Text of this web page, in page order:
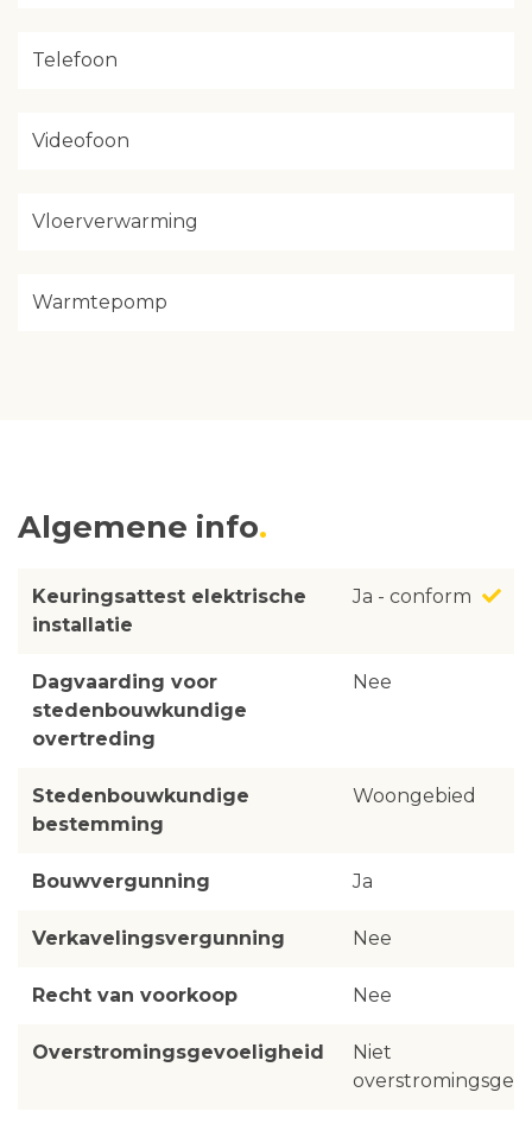
Telefoon
Videofoon
Vloerverwarming
Warmtepomp
Algemene info
Keuringsattest elektrische
installatie
Ja - conform
Dagvaarding voor
stedenbouwkundige
overtreding
Nee
Stedenbouwkundige
bestemming
Woongebied
Bouwvergunning Ja
Verkavelingsvergunning Nee
Recht van voorkoop Nee
Overstromingsgevoeligheid
Niet